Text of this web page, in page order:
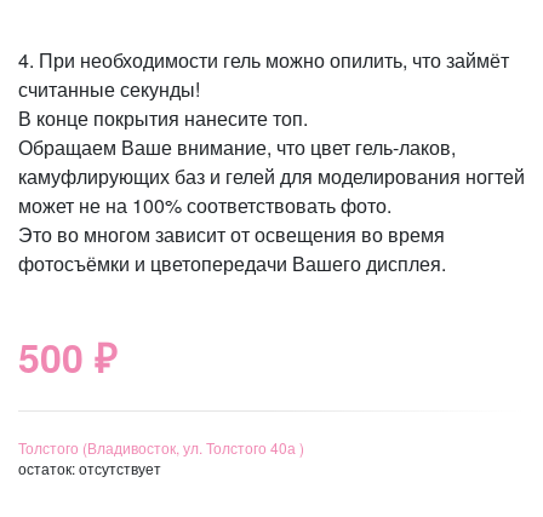
4. При необходимости гель можно опилить, что займёт
считанные секунды!
В конце покрытия нанесите топ.
Обращаем Ваше внимание, что цвет гель-лаков,
камуфлирующих баз и гелей для моделирования ногтей
может не на 100% соответствовать фото.
Это во многом зависит от освещения во время
фотосъёмки и цветопередачи Вашего дисплея.
500 ₽
Толстого (Владивосток, ул. Толстого 40а )
остаток:отсутствует